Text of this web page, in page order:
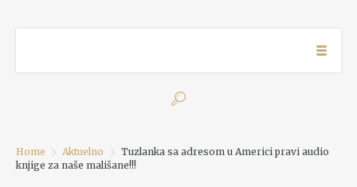
Home Aktuelno
Tuzlanka sa adresom u Americi pravi audio
knjige za naše mališane!!!